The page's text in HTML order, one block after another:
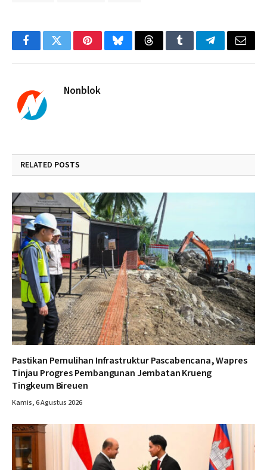
FacebookTwitterPinterestBlueskyThreadsTumblrTelegramEmail
Nonblok
RELATED POSTS
Pastikan Pemulihan Infrastruktur Pascabencana, Wapres
Tinjau Progres Pembangunan Jembatan Krueng
Tingkeum Bireuen
Kamis, 6 Agustus 2026